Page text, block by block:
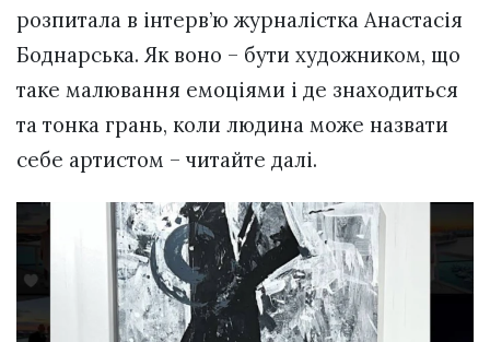
розпитала в інтерв’ю журналістка Анастасія
Боднарська. Як воно – бути художником, що
таке малювання емоціями і де знаходиться
та тонка грань, коли людина може назвати
себе артистом – читайте далі.